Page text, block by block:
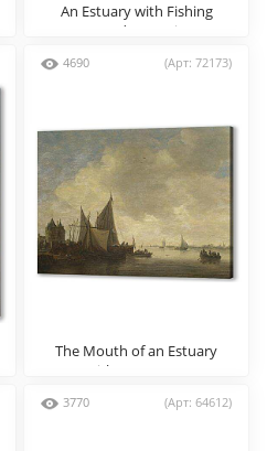
An Estuary with Fishing
Boats and Two Frigates
4690 (Арт: 72173)
The Mouth of an Estuary
with a Gateway
3770 (Арт: 64612)